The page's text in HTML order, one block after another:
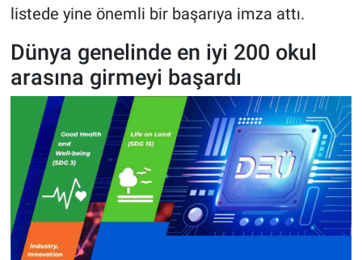
listede yine önemli bir başarıya imza attı.
Dünya genelinde en iyi 200 okul
arasına girmeyi başardı